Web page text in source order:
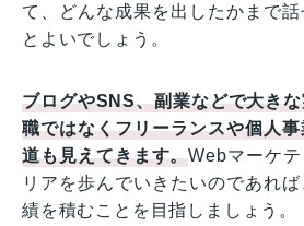
て、どんな成果を出したかまで話
とよいでしょう。
ブログやSNS、副業などで大き
職ではなくフリーランスや個人
道も見えてきます。Webマーケ
リアを歩んでいきたいのであれ
績を積むことを目指しましょう。